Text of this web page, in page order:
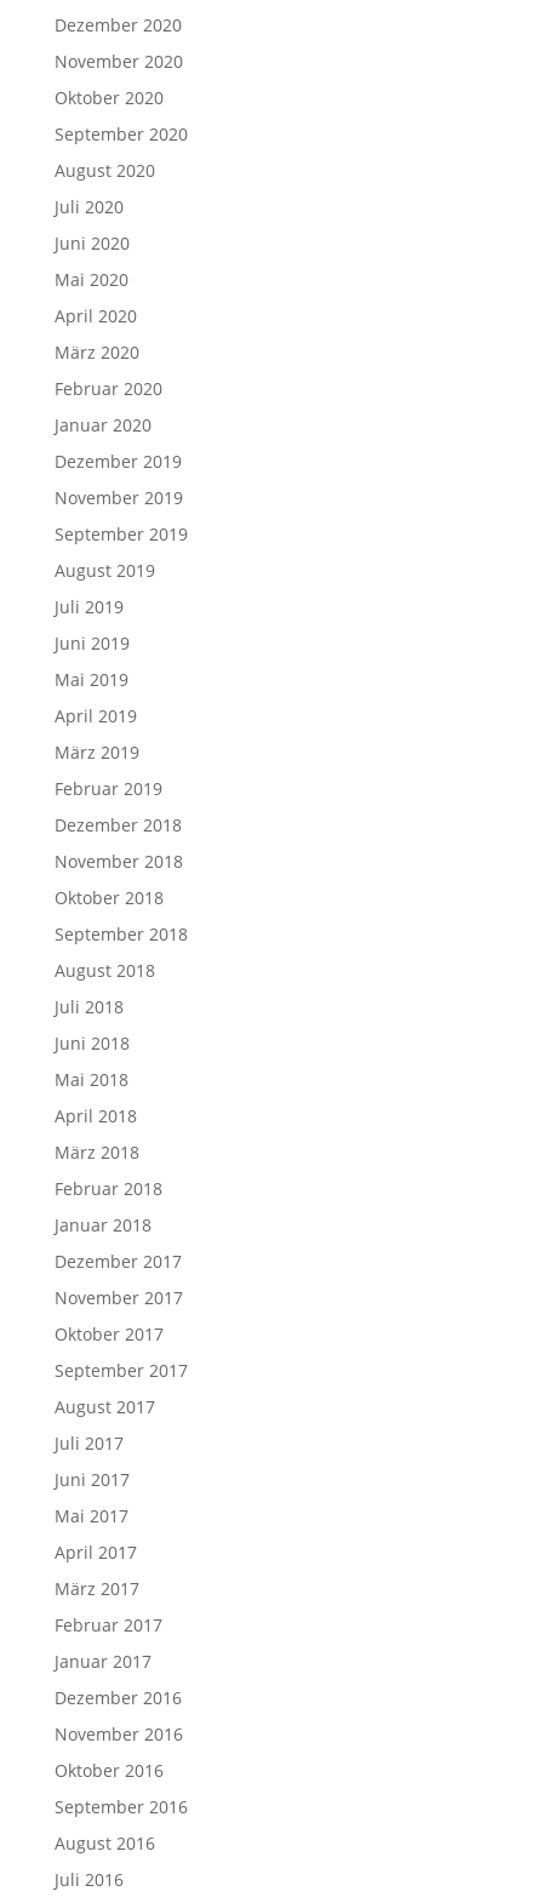
Dezember 2020
November 2020
Oktober 2020
September 2020
August 2020
Juli 2020
Juni 2020
Mai 2020
April 2020
März 2020
Februar 2020
Januar 2020
Dezember 2019
November 2019
September 2019
August 2019
Juli 2019
Juni 2019
Mai 2019
April 2019
März 2019
Februar 2019
Dezember 2018
November 2018
Oktober 2018
September 2018
August 2018
Juli 2018
Juni 2018
Mai 2018
April 2018
März 2018
Februar 2018
Januar 2018
Dezember 2017
November 2017
Oktober 2017
September 2017
August 2017
Juli 2017
Juni 2017
Mai 2017
April 2017
März 2017
Februar 2017
Januar 2017
Dezember 2016
November 2016
Oktober 2016
September 2016
August 2016
Juli 2016